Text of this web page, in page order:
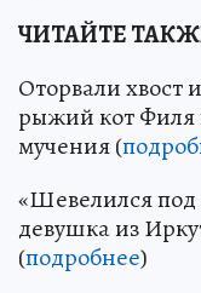
ЧИТАЙТЕ
Оторвали хвост
рыжий кот
мучения (
«Шевелился под
девушка из
(подробнее)